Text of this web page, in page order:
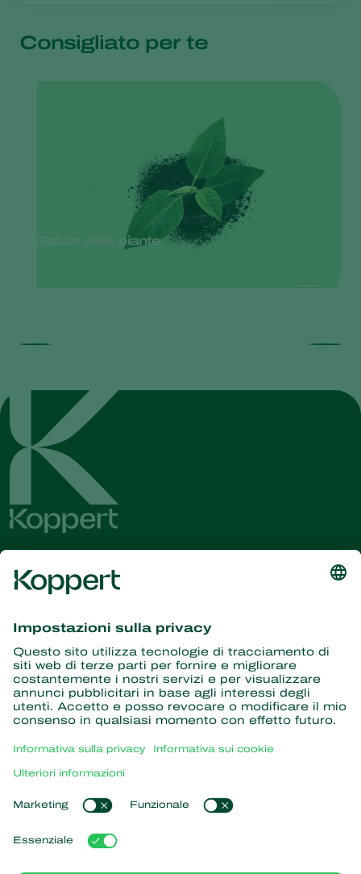
Consigliato per te
Salute delle piante
Ricevi le ultime novità e
informazioni
Iscriviti qui
Partner con la natura
Vespe parassite
Nematodi benefici
Microrganismi benefici
Protezione delle colture
Informazioni su Koppert
Notizie e informazioni
Lavora per Koppert
Link popolari
L'esperienza dei nostri clienti
Koppert Global